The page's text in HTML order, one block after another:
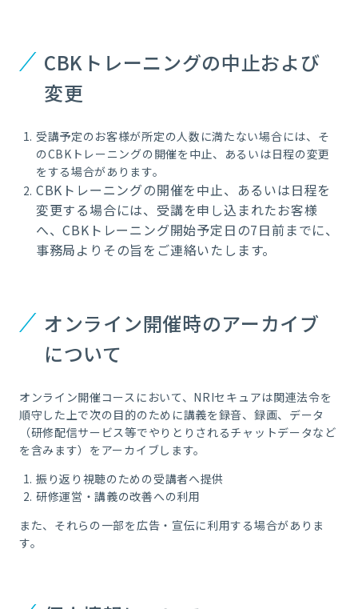
CBKトレーニングの中止および
変更
受講予定のお客様が所定の人数に満たない場合には、そ
のCBKトレーニングの開催を中止、あるいは日程の変更
をする場合があります。
CBKトレーニングの開催を中止、あるいは日程を
変更する場合には、受講を申し込まれたお客様
へ、CBKトレーニング開始予定日の7日前までに、
事務局よりその旨をご連絡いたします。
オンライン開催時のアーカイブ
について
オンライン開催コースにおいて、NRIセキュアは関連法令を
順守した上で次の目的のために講義を録音、録画、データ
（研修配信サービス等でやりとりされるチャットデータなど
を含みます）をアーカイブします。
振り返り視聴のための受講者へ提供
研修運営・講義の改善への利用
また、それらの一部を広告・宣伝に利用する場合がありま
す。